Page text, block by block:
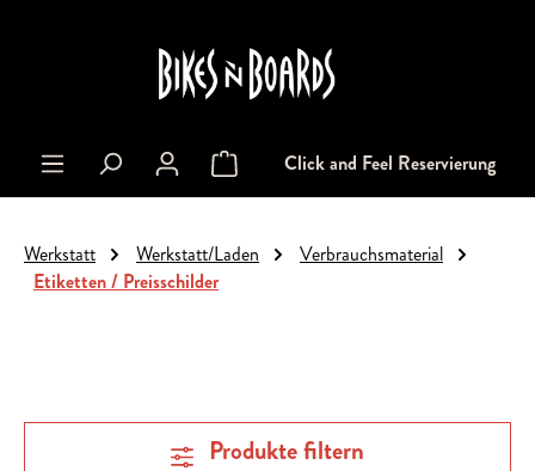
Warenkorb enthält 0 Positionen. Der
Click and Feel Reservierung
Werkstatt Werkstatt/Laden
Verbrauchsmaterial
Etiketten / Preisschilder
Produkte filtern